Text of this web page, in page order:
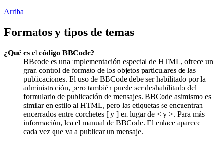
Arriba
Formatos y tipos de temas
¿Qué es el código BBCode?
BBcode es una implementación especial de HTML, ofrece un
gran control de formato de los objetos particulares de las
publicaciones. El uso de BBCode debe ser habilitado por la
administración, pero también puede ser deshabilitado del
formulario de publicación de mensajes. BBCode asimismo es
similar en estilo al HTML, pero las etiquetas se encuentran
encerrados entre corchetes [ y ] en lugar de < y >. Para más
información, lea el manual de BBCode. El enlace aparece
cada vez que va a publicar un mensaje.